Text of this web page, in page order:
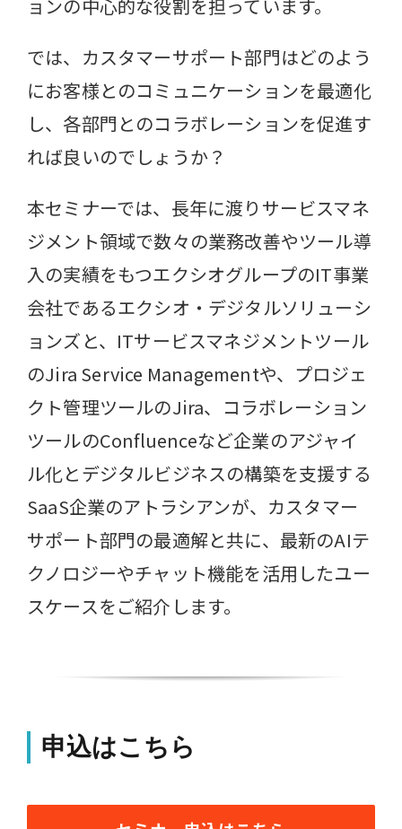
ョンの中心的な役割を担っています。
では、カスタマーサポート部門はどのよう
にお客様とのコミュニケーションを最適化
し、各部門とのコラボレーションを促進す
れば良いのでしょうか？
本セミナーでは、長年に渡りサービスマネ
ジメント領域で数々の業務改善やツール導
入の実績をもつエクシオグループのIT事業
会社であるエクシオ・デジタルソリューシ
ョンズと、ITサービスマネジメントツール
のJira Service Managementや、プロジェ
クト管理ツールのJira、コラボレーション
ツールのConfluenceなど企業のアジャイ
ル化とデジタルビジネスの構築を支援する
SaaS企業のアトラシアンが、カスタマー
サポート部門の最適解と共に、最新のAIテ
クノロジーやチャット機能を活用したユー
スケースをご紹介します。
申込はこちら